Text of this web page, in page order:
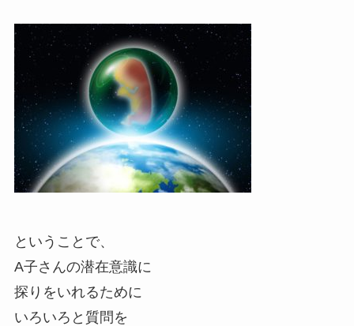
ということで、
A子さんの潜在意識に
探りをいれるために
いろいろと質問を